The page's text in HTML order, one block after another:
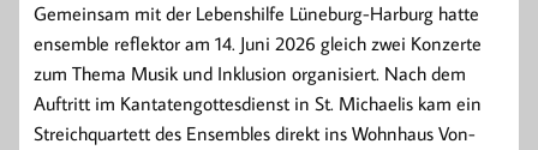
Gemeinsam mit der Lebenshilfe Lüneburg-Harburg hatte
ensemble reflektor am 14. Juni 2026 gleich zwei Konzerte
zum Thema Musik und Inklusion organisiert. Nach dem
Auftritt im Kantatengottesdienst in St. Michaelis kam ein
Streichquartett des Ensembles direkt ins Wohnhaus Von-